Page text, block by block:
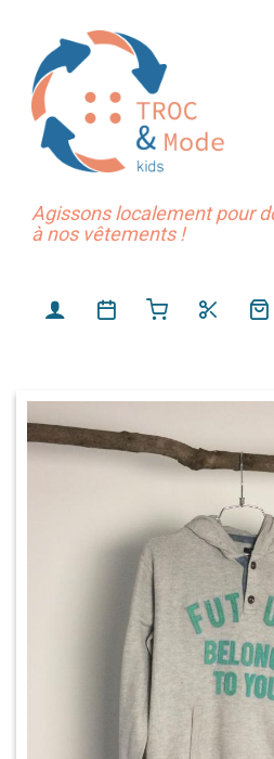
Agissons localement pour
à nos vêtements !